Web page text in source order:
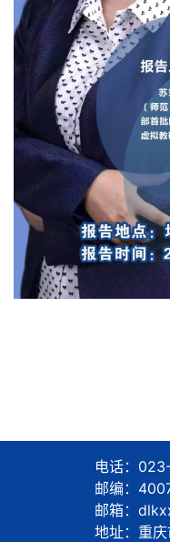
电话：
邮编：
邮箱：
地址：重